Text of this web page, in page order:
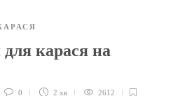
для карася на
0 2 хв 2612